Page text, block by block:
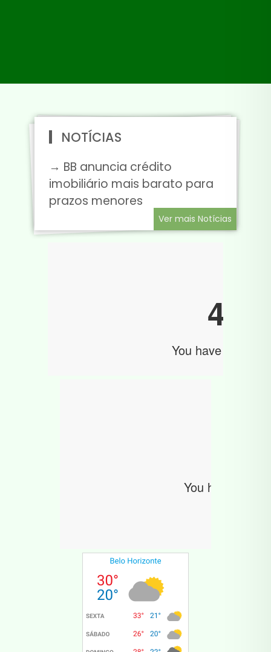
NOTÍCIAS
→ BB anuncia crédito
imobiliário mais barato para
prazos menores
Ver mais Notícias